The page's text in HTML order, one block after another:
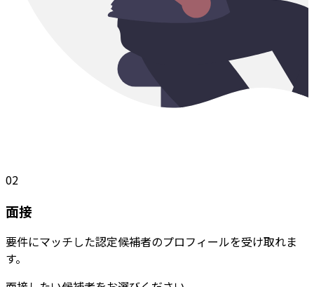
02
面接
要件にマッチした認定候補者のプロフィールを受け取れま
す。